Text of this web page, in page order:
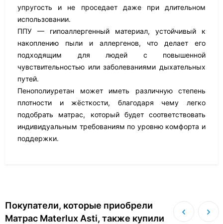
упругость и не проседает даже при длительном
использовании.
ППУ — гипоаллергенный материал, устойчивый к
накоплению пыли и аллергенов, что делает его
подходящим для людей с повышенной
чувствительностью или заболеваниями дыхательных
путей.
Пенополиуретан может иметь различную степень
плотности и жёсткости, благодаря чему легко
подобрать матрас, который будет соответствовать
индивидуальным требованиям по уровню комфорта и
поддержки.
Покупатели, которые приобрели
Матрас Materlux Asti, также купили